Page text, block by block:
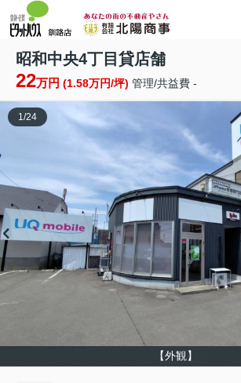
昭和中央4丁目貸店舗
22万円 (1.58万円/坪) 管理/共益費 -
【外観】
1/24